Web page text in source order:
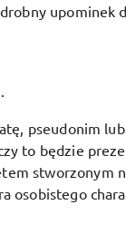
upominek
pseudonim
to będzie
stworzonym
osobistego